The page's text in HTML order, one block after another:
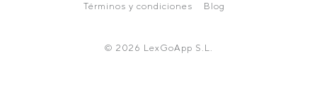
Términos y condiciones Blog
© 2026 LexGoApp S.L.